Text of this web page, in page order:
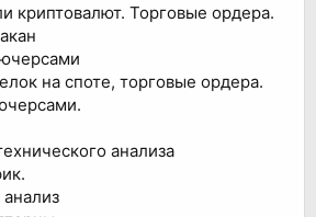
криптовалют. Торговые ордера.
на споте, торговые ордера.
анализа